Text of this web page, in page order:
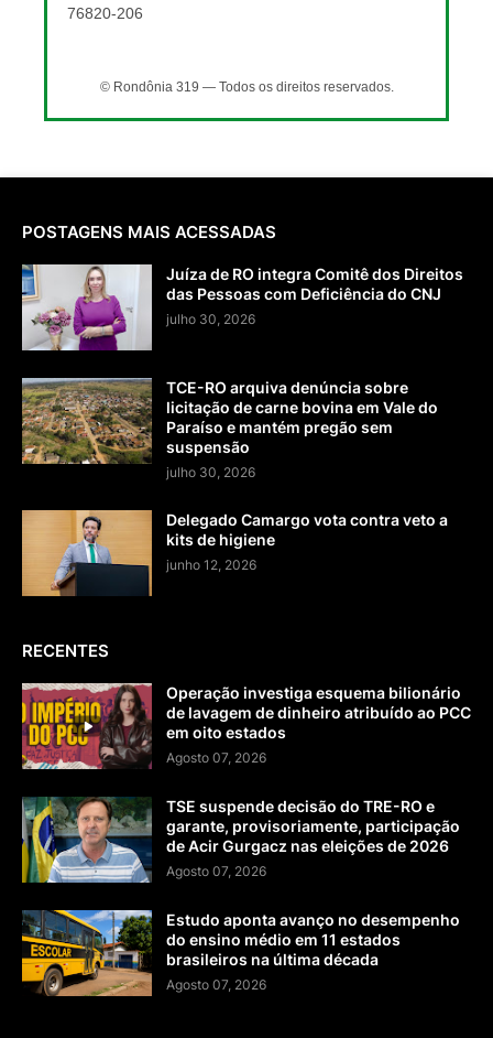
76820-206
© Rondônia 319 — Todos os direitos reservados.
POSTAGENS MAIS ACESSADAS
Juíza de RO integra Comitê dos Direitos
das Pessoas com Deficiência do CNJ
julho 30, 2026
TCE-RO arquiva denúncia sobre
licitação de carne bovina em Vale do
Paraíso e mantém pregão sem
suspensão
julho 30, 2026
Delegado Camargo vota contra veto a
kits de higiene
junho 12, 2026
RECENTES
Operação investiga esquema bilionário
de lavagem de dinheiro atribuído ao PCC
em oito estados
Agosto 07, 2026
TSE suspende decisão do TRE-RO e
garante, provisoriamente, participação
de Acir Gurgacz nas eleições de 2026
Agosto 07, 2026
Estudo aponta avanço no desempenho
do ensino médio em 11 estados
brasileiros na última década
Agosto 07, 2026